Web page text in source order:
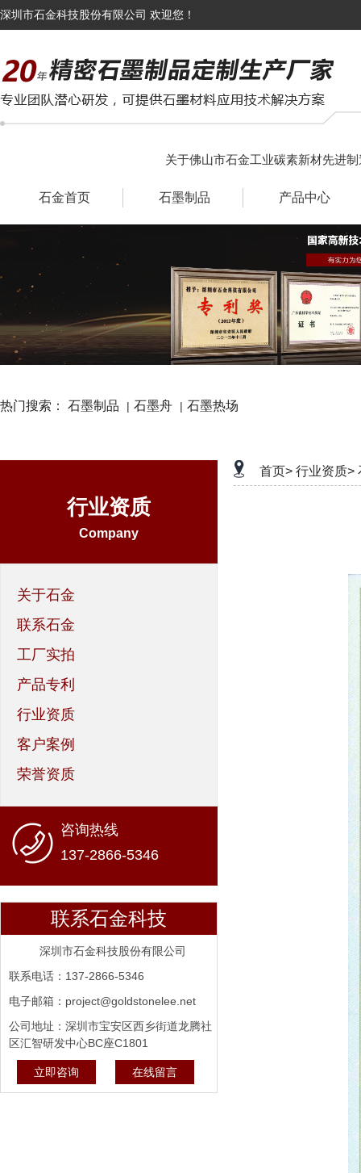
深圳市石金科技股份有限公司 欢迎您！
关于佛山市石金工业碳素新材先进
石金首页 石墨制品 产品中心
热门搜索： 石墨制品 | 石墨舟 | 石墨热场
行业资质
Company
关于石金
联系石金
工厂实拍
产品专利
行业资质
客户案例
荣誉资质
咨询热线
137-2866-5346
联系石金科技
深圳市石金科技股份有限公司
联系电话：137-2866-5346
电子邮箱：project@goldstonelee.net
公司地址：深圳市宝安区西乡街道龙腾社
区汇智研发中心BC座C1801
立即咨询 在线留言
首页> 行业资质>